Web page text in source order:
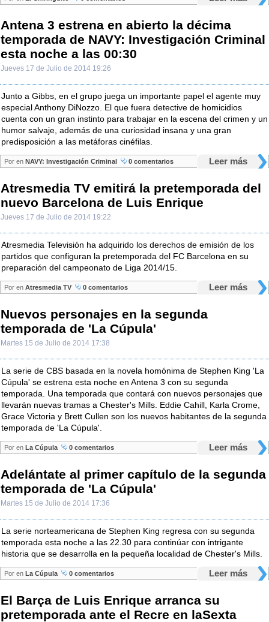
Antena 3 estrena en abierto la décima
temporada de NAVY: Investigación Criminal
esta noche a las 00:30
Jueves 17 de Julio de 2014 19:26
Junto a Gibbs, en el grupo juega un importante papel el agente muy
especial Anthony DiNozzo. El que fuera detective de homicidios
cuenta con un gran instinto para trabajar en la escena del crimen y un
humor salvaje, además de una curiosidad insana y una gran
predisposición a las metáforas cinéfilas.
Leer más
Por en NAVY: Investigación Criminal 0 comentarios
Atresmedia TV emitirá la pretemporada del
nuevo Barcelona de Luis Enrique
Jueves 17 de Julio de 2014 19:22
Atresmedia Televisión ha adquirido los derechos de emisión de los
partidos que configuran la pretemporada del FC Barcelona en su
preparación del campeonato de Liga 2014/15.
Leer más
Por en Atresmedia TV 0 comentarios
Nuevos personajes en la segunda
temporada de 'La Cúpula'
Martes 15 de Julio de 2014 17:38
La serie de CBS basada en la novela homónima de Stephen King 'La
Cúpula' se estrena esta noche en Antena 3 con su segunda
temporada. Una temporada que contará con nuevos personajes que
llevarán nuevas tramas a Chester's Mills. Eddie Cahill, Karla Crome,
Grace Victoria y Brett Cullen son los nuevos habitantes de la segunda
temporada de 'La Cúpula'.
Leer más
Por en La Cúpula 0 comentarios
Adelántate al primer capítulo de la segunda
temporada de 'La Cúpula'
Martes 15 de Julio de 2014 17:36
La serie norteamericana de Stephen King regresa con su segunda
temporada esta noche a las 22.30 para continúar con intrigante
historia que se desarrolla en la pequeña localidad de Chester's Mills.
Leer más
Por en La Cúpula 0 comentarios
El Barça de Luis Enrique arranca su
pretemporada ante el Recre en laSexta